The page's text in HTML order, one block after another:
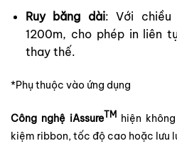
Ruy băng dài: Với chiều
1200m, cho phép in liên
thay thế.
*Phụ thuộc vào ứng dụng
Công nghệ iAssureTM hiện
kiệm ribbon, tốc độ cao hoặc lưu